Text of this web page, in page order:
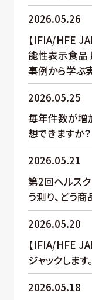
2026.05.26
【IFIA/HFE
能性表示食品
事例から学ぶ
2026.05.25
毎年件数が増
想できますか？
2026.05.21
第2回ヘルス
う測り、どう
2026.05.20
【IFIA/HFE
ジャックします。
2026.05.18